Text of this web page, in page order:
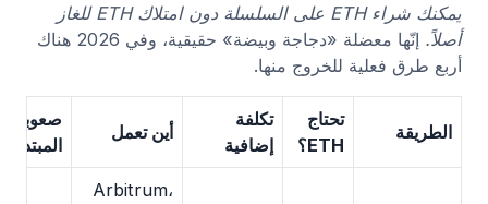
يمكنك شراء ETH على السلسلة دون امتلاك ETH للغاز
أصلاً.
إنّها معضلة «دجاجة وبيضة» حقيقية، وفي 2026 هناك
أربع طرق فعلية للخروج منها.
الطريقة
تحتاج
ETH؟
تكلفة
إضافية
أين تعمل
صعوبة
المبتدئ
Arbitrum،